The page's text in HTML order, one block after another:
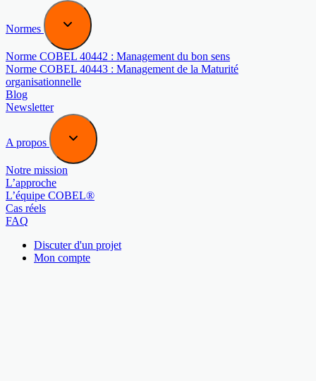
Normes
Norme COBEL 40442 : Management du bon sens
Norme COBEL 40443 : Management de la Maturité
organisationnelle
Blog
Newsletter
A propos
Notre mission
L’approche
L’équipe COBEL®
Cas réels
FAQ
Discuter d'un projet
Mon compte